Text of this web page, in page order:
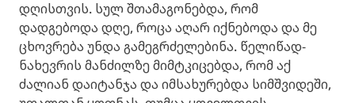
დღისთვის. სულ შთამაგონებდა, რომ
დადგებოდა დღე, როცა აღარ იქნებოდა და მე
ცხოვრება უნდა გამეგრძელებინა. წელიწად-
ნახევრის მანძილზე მიმტკიცებდა, რომ აქ
ძალიან დაიტანჯა და იმსახურებდა სიმშვიდეში,